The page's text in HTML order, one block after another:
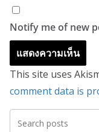
Notify me of new
This site uses
comment data is